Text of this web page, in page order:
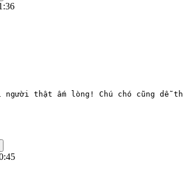
người thật ấm lòng! Chú chó cũng dễ